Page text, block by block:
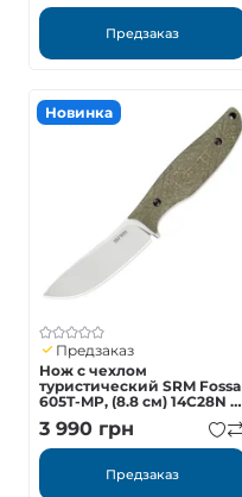
Предзаказ
Новинка
Предзаказ
Нож с чехлом
туристический SRM Fossa
605T-MP, (8.8 см) 14C28N /
Micarta зеленый
3 990 грн
Предзаказ